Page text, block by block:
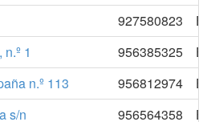
927580823
1
956385325
n.º 113
956812974
s/n
956564358